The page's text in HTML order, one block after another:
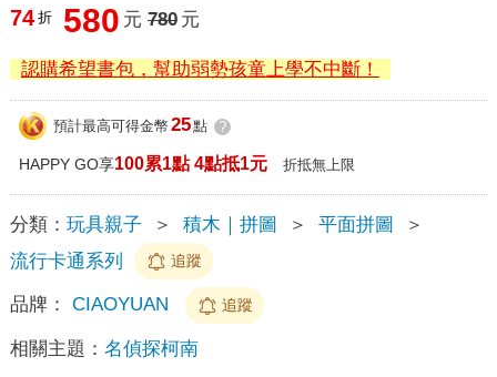
74 折 580 元 780 元
認購希望書包，幫助弱勢孩童上學不中斷！
預計最高可得金幣 25點 ?
HAPPY GO享100累1點 4點抵1元 折抵無上限
分類： 玩具親子 ＞ 積木｜拼圖 ＞ 平面拼圖
＞
流行卡通系列
追蹤
品牌： CIAOYUAN 追蹤
相關主題： 名偵探柯南